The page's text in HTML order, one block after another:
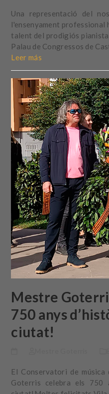
Una representació del
l'ensenyament professional
talent del prodigiós
Palau de Congressos de
Leer más
Mestre
750 anys
ciutat!
El Conservatori de
Goterris celebra els 750